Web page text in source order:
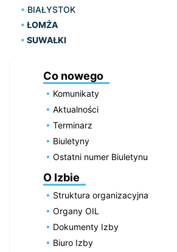
BIAŁYSTOK
ŁOMŻA
SUWAŁKI
Co nowego
Komunikaty
Aktualności
Terminarz
Biuletyny
Ostatni numer Biuletynu
O Izbie
Struktura organizacyjna
Organy OIL
Dokumenty Izby
Biuro Izby